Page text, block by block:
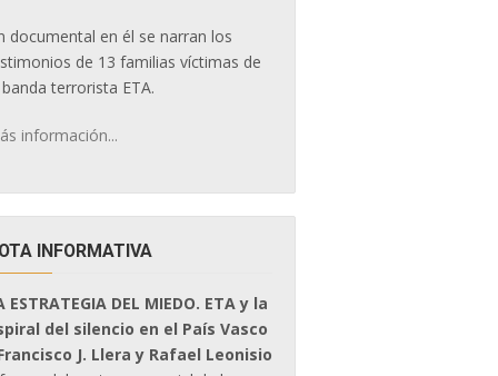
documental en él se narran los
de 13 familias víctimas de
terrorista ETA.
información...
INFORMATIVA
ESTRATEGIA DEL MIEDO. ETA y la
del silencio en el País Vasco
J. Llera y Rafael Leonisio